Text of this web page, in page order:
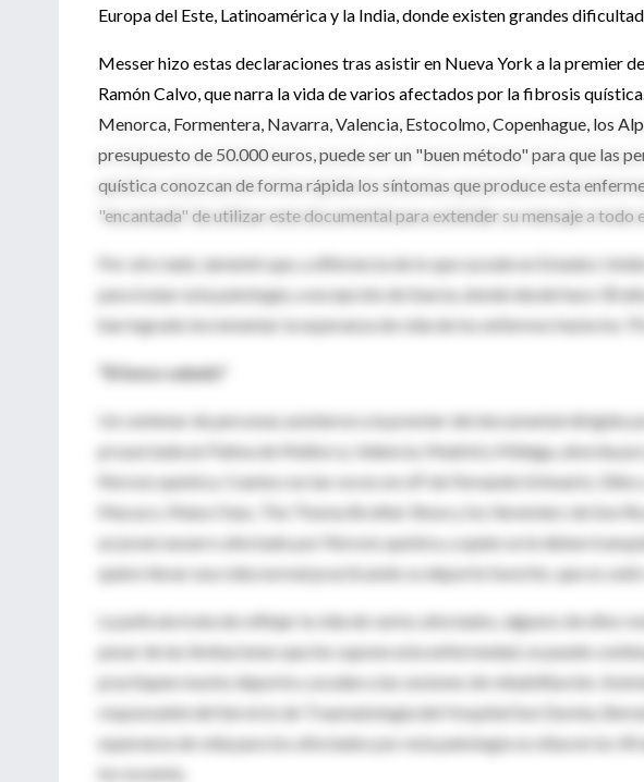
Europa del Este, Latinoamérica y la India, donde existen grandes
Messer hizo estas declaraciones tras asistir en Nueva York a la premier
Ramón Calvo, que narra la vida de varios afectados por la fibrosis
Menorca, Formentera, Navarra, Valencia, Estocolmo, Copenhague, los
presupuesto de 50.000 euros, puede ser un "buen método" para que las
quística conozcan de forma rápida los síntomas que produce esta
"encantada" de utilizar este documental para extender su mensaje a todo
Por otro lado, lamentó que, a diferencia de lo que sucede en Estados
para tratar esta patología, a excepción de Suecia, donde desde hace 30
han logrado incrementar la esperanza de vida de los enfermos hasta los 70
"El beso salado"
Un centenar de personas asistieron a la premier del documental dirigido
proyectada en Palma de Mallorca, Valencia, Madrid y Málaga, aborda
fibrosis quística. Cuenta con las voces en off de Fernando Schwartz, Silke
Macaco, Manu Chao, The Thoma Brother Show y los Xeremiers de Son
un joven navarro afectado por fibrosis quística, a quien se le deben
quiere llevar una vida normal practicando su deporte favorito, que es subir
La película trata de reflejar la vida de varios afectados, algunos de ellos
pesar de las limitaciones que les supone esta enfermedad, se puede
practiquen mucho deporte y acudan a las sesiones de rehabilitación.
responsable del Servicio de Traumatología del Hospital Son Dureta,
esperanza de vida para los afectados por esta patología se sitúa en los 40
los noventa.